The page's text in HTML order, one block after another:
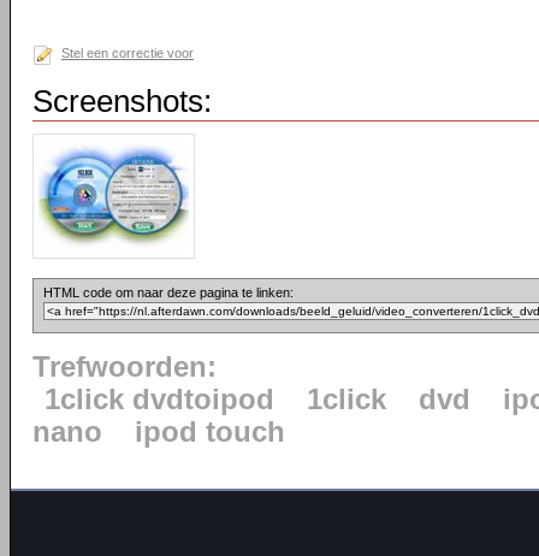
Stel een correctie voor
Screenshots:
HTML code om naar deze pagina te linken:
Trefwoorden:
1click dvdtoipod
1click dvd
nano
ipod touch